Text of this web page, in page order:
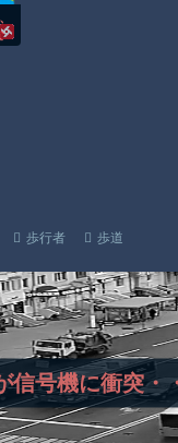
でなんと全巻100円ｗ
歩行者 歩道
信号機に衝突・